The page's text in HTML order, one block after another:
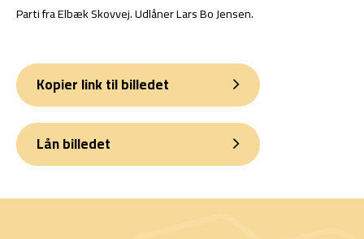
Parti fra Elbæk Skovvej. Udlåner Lars Bo Jensen.
Kopier link til billedet
Lån billedet